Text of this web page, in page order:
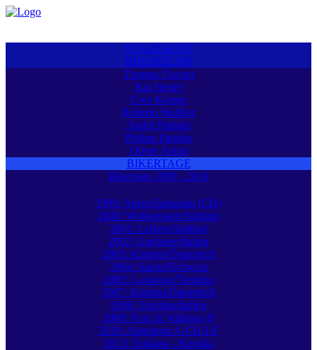
STARTSEITE
BIKERTEAM
Thomas Fischer
Kai Hertel
Uwe Kempe
Roberto Walther
André Pahnke
Philipp Pahnke
Oliver Anton
BIKERTAGE
Bikertage 1999 - 2010
1999: Alpen/Samnaun (CH)
2000: Wolkenstein/Südtirol
2001: Leifers/Südtirol
2002: Gardasee/Italien
2003: Kärnten/Österreich
2004: Salouf/Schweiz
2005: Lavarone/Trentino
2007: Kärnten/Österreich
2008: Trentino/Italien
2009: Foxi di Vallarsa (I)
2010: Alpentour A-CH-I-F
2013: Toskana - Korsika